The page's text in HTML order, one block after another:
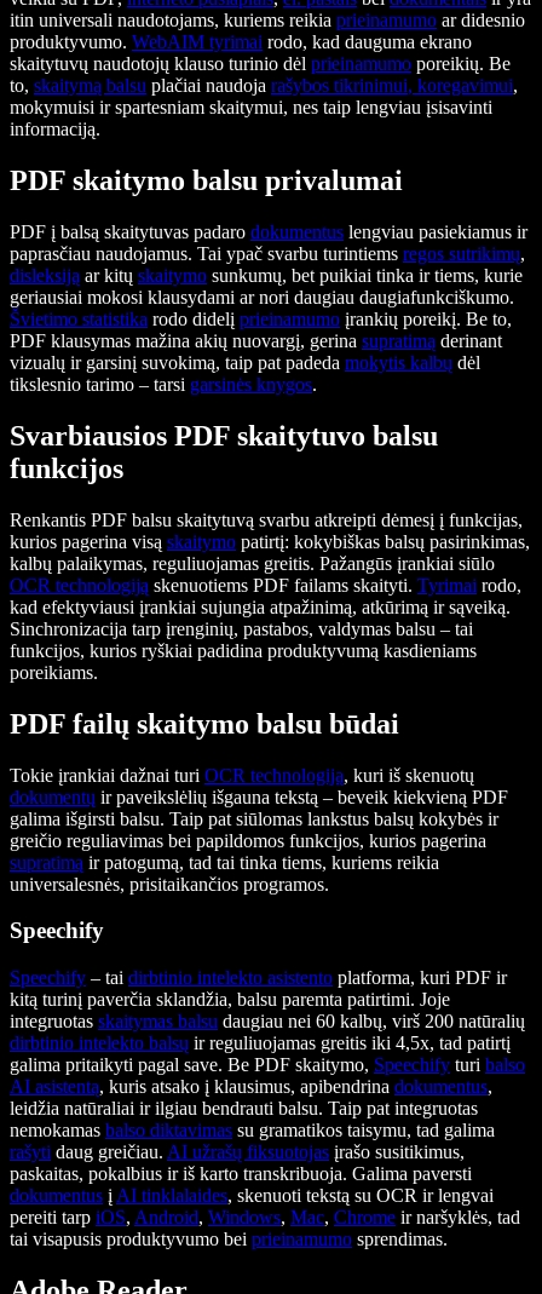
itin universali naudotojams, kuriems reikia prieinamumo ar didesnio
produktyvumo. WebAIM tyrimai rodo, kad dauguma ekrano
skaitytuvų naudotojų klauso turinio dėl prieinamumo poreikių. Be
to, skaitymą balsu plačiai naudoja rašybos tikrinimui, koregavimui,
mokymuisi ir spartesniam skaitymui, nes taip lengviau įsisavinti
informaciją.
PDF skaitymo balsu privalumai
PDF į balsą skaitytuvas padaro dokumentus lengviau pasiekiamus ir
paprasčiau naudojamus. Tai ypač svarbu turintiems regos sutrikimų,
disleksiją ar kitų skaitymo sunkumų, bet puikiai tinka ir tiems, kurie
geriausiai mokosi klausydami ar nori daugiau daugiafunkciškumo.
Švietimo statistika rodo didelį prieinamumo įrankių poreikį. Be to,
PDF klausymas mažina akių nuovargį, gerina supratimą derinant
vizualų ir garsinį suvokimą, taip pat padeda mokytis kalbų dėl
tikslesnio tarimo – tarsi garsinės knygos.
Svarbiausios PDF skaitytuvo balsu
funkcijos
Renkantis PDF balsu skaitytuvą svarbu atkreipti dėmesį į funkcijas,
kurios pagerina visą skaitymo patirtį: kokybiškas balsų pasirinkimas,
kalbų palaikymas, reguliuojamas greitis. Pažangūs įrankiai siūlo
OCR technologiją skenuotiems PDF failams skaityti. Tyrimai rodo,
kad efektyviausi įrankiai sujungia atpažinimą, atkūrimą ir sąveiką.
Sinchronizacija tarp įrenginių, pastabos, valdymas balsu – tai
funkcijos, kurios ryškiai padidina produktyvumą kasdieniams
poreikiams.
PDF failų skaitymo balsu būdai
Tokie įrankiai dažnai turi OCR technologiją, kuri iš skenuotų
dokumentų ir paveikslėlių išgauna tekstą – beveik kiekvieną PDF
galima išgirsti balsu. Taip pat siūlomas lankstus balsų kokybės ir
greičio reguliavimas bei papildomos funkcijos, kurios pagerina
supratimą ir patogumą, tad tai tinka tiems, kuriems reikia
universalesnės, prisitaikančios programos.
Speechify
Speechify – tai dirbtinio intelekto asistento platforma, kuri PDF ir
kitą turinį paverčia sklandžia, balsu paremta patirtimi. Joje
integruotas skaitymas balsu daugiau nei 60 kalbų, virš 200 natūralių
dirbtinio intelekto balsų ir reguliuojamas greitis iki 4,5x, tad patirtį
galima pritaikyti pagal save. Be PDF skaitymo, Speechify turi balso
AI asistentą, kuris atsako į klausimus, apibendrina dokumentus,
leidžia natūraliai ir ilgiau bendrauti balsu. Taip pat integruotas
nemokamas balso diktavimas su gramatikos taisymu, tad galima
rašyti daug greičiau. AI užrašų fiksuotojas įrašo susitikimus,
paskaitas, pokalbius ir iš karto transkribuoja. Galima paversti
dokumentus į AI tinklalaides, skenuoti tekstą su OCR ir lengvai
pereiti tarp iOS, Android, Windows, Mac, Chrome ir naršyklės, tad
tai visapusis produktyvumo bei prieinamumo sprendimas.